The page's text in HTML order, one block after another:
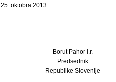
oktobra 2013.
Borut Pahor l.r.
Predsednik
Republike Slovenije